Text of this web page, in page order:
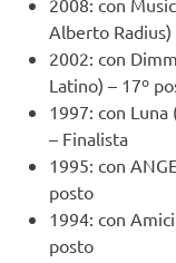
Alberto
2002: con
Latino) – 17º
1997: con
– Finalista
1995: con
posto
1994: con
posto